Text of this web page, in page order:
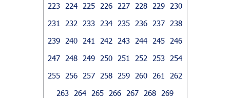
223
224 225 226 227 228 229
230
231
232 233 234 235 236 237
238
239
240 241 242 243 244 245
246
247
248 249 250 251 252 253
254
255
256 257 258 259 260 261
262
263
264 265 266 267 268 269